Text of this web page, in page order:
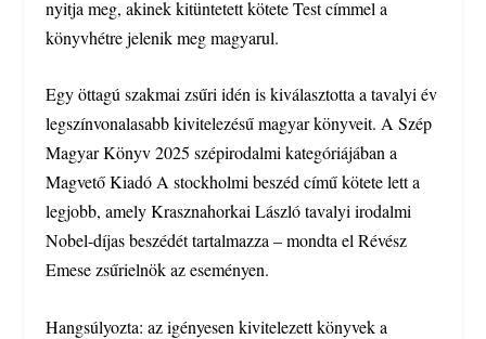
nyitja meg, akinek kitüntetett kötete Test címmel a
könyvhétre jelenik meg magyarul.
Egy öttagú szakmai zsűri idén is kiválasztotta a tavalyi év
legszínvonalasabb kivitelezésű magyar könyveit. A Szép
Magyar Könyv 2025 szépirodalmi kategóriájában a
Magvető Kiadó A stockholmi beszéd című kötete lett a
legjobb, amely Krasznahorkai László tavalyi irodalmi
Nobel-díjas beszédét tartalmazza – mondta el Révész
Emese zsűrielnök az eseményen.
Hangsúlyozta: az igényesen kivitelezett könyvek a